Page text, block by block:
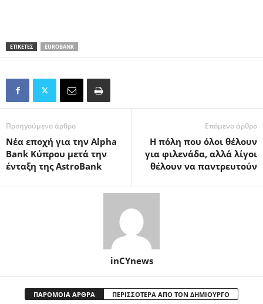
ΕΤΙΚΕΤΕΣ EUROBANK
Προηγούμενο άρθρο
Νέα εποχή για την Alpha
Bank Κύπρου μετά την
ένταξη της AstroBank
Επόμενο άρθρο
Η πόλη που όλοι θέλουν
για φιλενάδα, αλλά λίγοι
θέλουν να παντρευτούν
inCYnews
ΠΑΡΟΜΟΙΑ ΑΡΘΡΑ ΠΕΡΙΣΣΟΤΕΡΑ ΑΠΟ ΤΟΝ ΔΗΜΙΟΥΡΓΟ